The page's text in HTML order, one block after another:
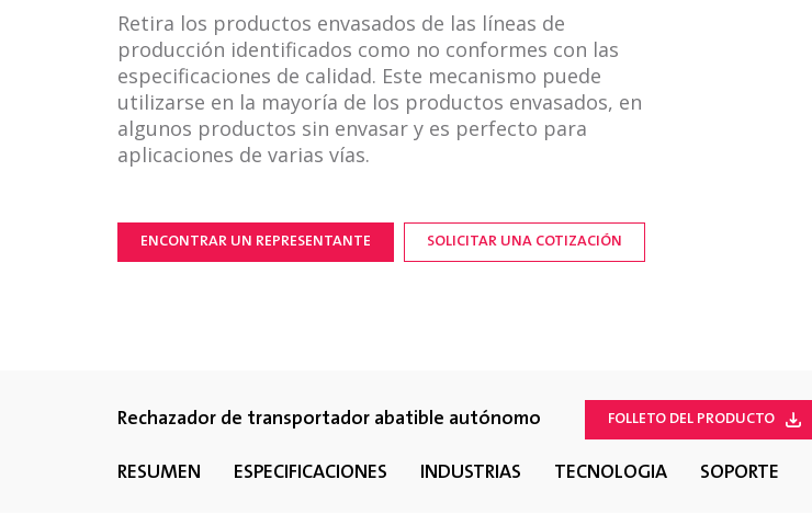
Retira los productos envasados de las líneas de
producción identificados como no conformes con las
especificaciones de calidad. Este mecanismo puede
utilizarse en la mayoría de los productos envasados, en
algunos productos sin envasar y es perfecto para
aplicaciones de varias vías.
ENCONTRAR UN REPRESENTANTE SOLICITAR UNA COTIZACIÓN
Rechazador de transportador abatible autónomo
RESUMEN ESPECIFICACIONES INDUSTRIAS TECNOLOGÍA SOPORTE
FOLLETO DEL PRODUCTO